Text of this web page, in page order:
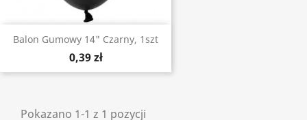
Balon Gumowy 14" Czarny, 1szt
0,39 zł
Pokazano 1-1 z 1 pozycji